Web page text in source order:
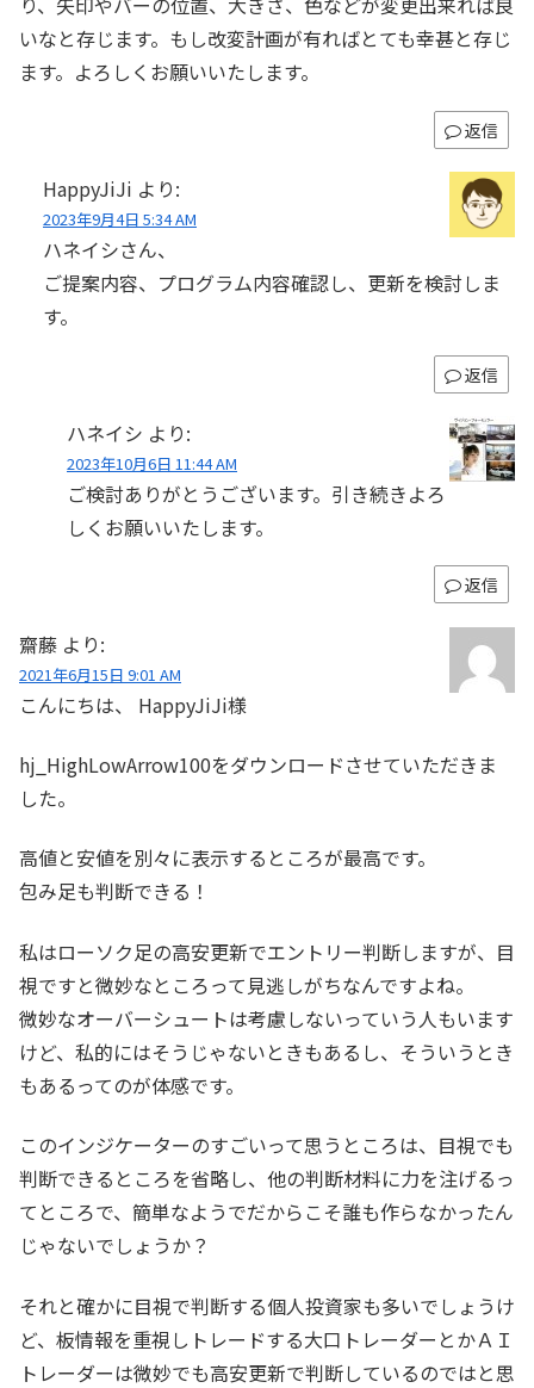
いなと存じます。もし改変計画が有ればとても幸甚と存じ
ます。よろしくお願いいたします。
返信
HappyJiJi より:
2023年9月4日 5:34 AM
ハネイシさん、
ご提案内容、プログラム内容確認し、更新を検討しま
す。
返信
ハネイシ より:
2023年10月6日 11:44 AM
ご検討ありがとうございます。引き続きよろ
しくお願いいたします。
返信
齋藤 より:
2021年6月15日 9:01 AM
こんにちは、 HappyJiJi様
hj_HighLowArrow100をダウンロードさせていただきま
した。
高値と安値を別々に表示するところが最高です。
包み足も判断できる！
私はローソク足の高安更新でエントリー判断しますが、目
視ですと微妙なところって見逃しがちなんですよね。
微妙なオーバーシュートは考慮しないっていう人もいます
けど、私的にはそうじゃないときもあるし、そういうとき
もあるってのが体感です。
このインジケーターのすごいって思うところは、目視でも
判断できるところを省略し、他の判断材料に力を注げるっ
てところで、簡単なようでだからこそ誰も作らなかったん
じゃないでしょうか？
それと確かに目視で判断する個人投資家も多いでしょうけ
ど、板情報を重視しトレードする大口トレーダーとかＡＩ
トレーダーは微妙でも高安更新で判断しているのではと思